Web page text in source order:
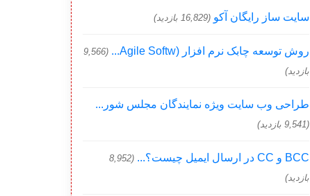
سایت ساز رایگان آکو (16,829 بازدید)
روش توسعه چابک نرم افزار (Agile Softw...
(9,566
بازدید)
طراحی وب سایت ویژه نمایندگان مجلس شور...
(9,541 بازدید)
BCC و CC در ارسال ایمیل چیست؟...
(8,952
بازدید)